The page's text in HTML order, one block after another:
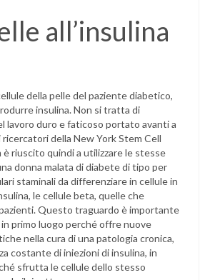
all’insulina
della pelle del paziente diabetico,
insulina. Non si tratta di
lavoro duro e faticoso portato avanti a
della New York Stem Cell
riuscito quindi a utilizzare le stesse
donna malata di diabete di tipo per
staminali da differenziare in cellule in
le cellule beta, quelle che
Questo traguardo è importante
primo luogo perché offre nuove
nella cura di una patologia cronica,
costante di iniezioni di insulina, in
sfrutta le cellule dello stesso